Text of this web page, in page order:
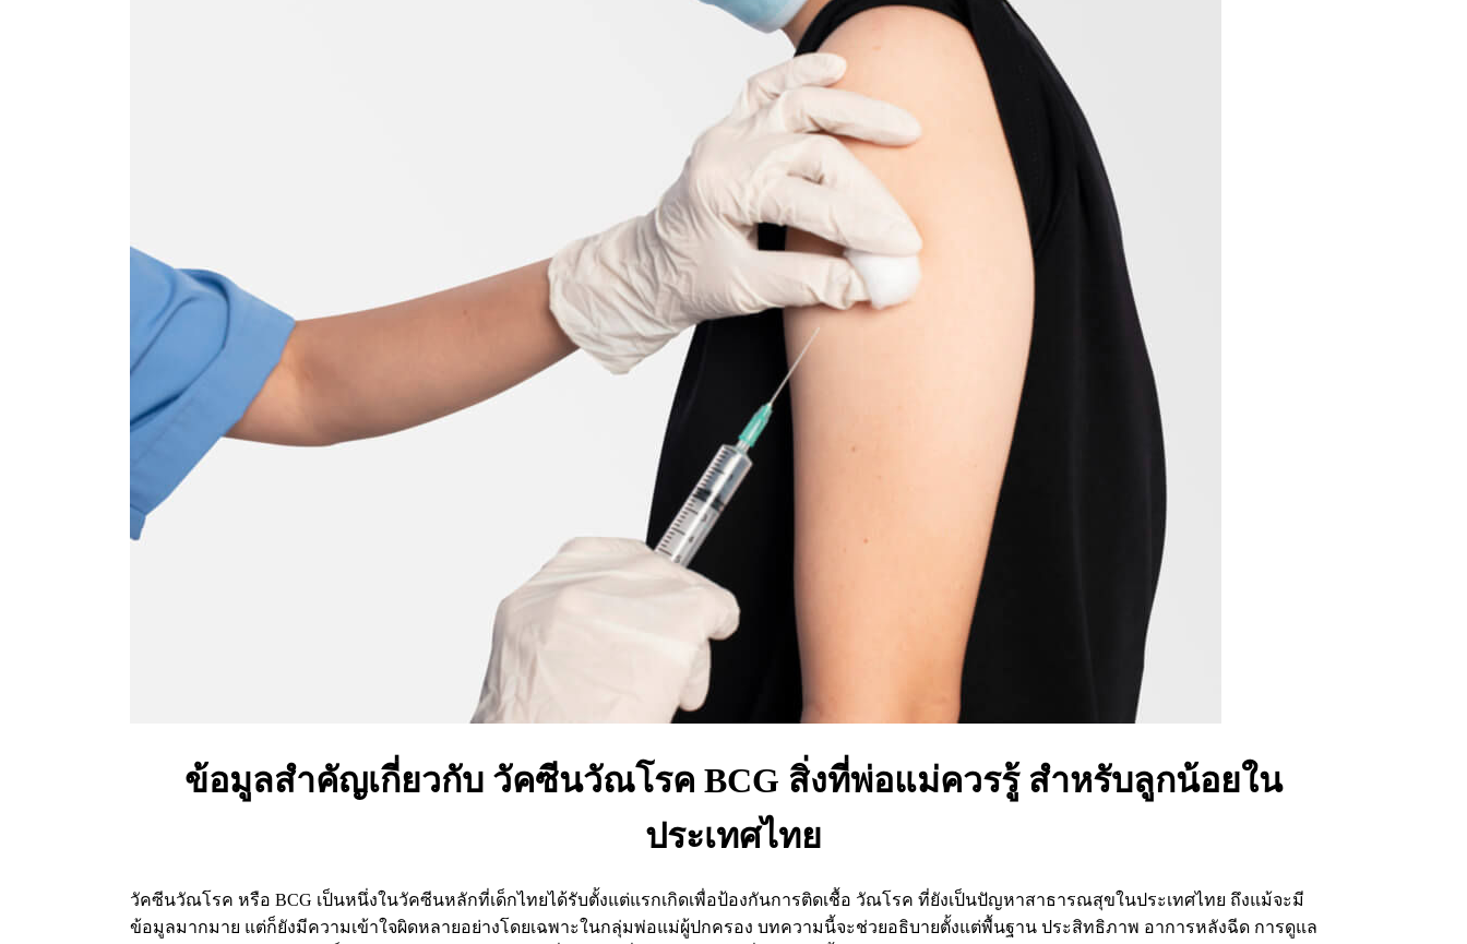
ข้อมูลสำคัญเกี่ยวกับ วัคซีนวัณโรค BCG สิ่งที่พ่อแม่ควรรู้ สำหรับลูกน้อยใน
ประเทศไทย
วัคซีนวัณโรค หรือ BCG เป็นหนึ่งในวัคซีนหลักที่เด็กไทยได้รับตั้งแต่แรกเกิดเพื่อป้องกันการติดเชื้อ วัณโรค ที่ยังเป็นปัญหาสาธารณสุขในประเทศไทย ถึงแม้จะมี
ข้อมูลมากมาย แต่ก็ยังมีความเข้าใจผิดหลายอย่างโดยเฉพาะในกลุ่มพ่อแม่ผู้ปกครอง บทความนี้จะช่วยอธิบายตั้งแต่พื้นฐาน ประสิทธิภาพ อาการหลังฉีด การดูแล